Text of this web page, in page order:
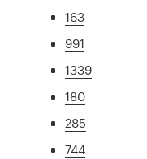
163
991
1339
180
285
744